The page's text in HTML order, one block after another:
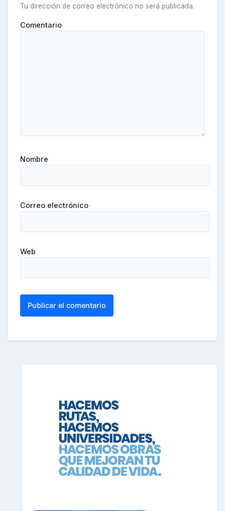
Tu dirección de correo electrónico no será publicada.
Comentario
Nombre
Correo electrónico
Web